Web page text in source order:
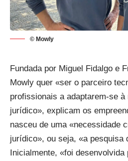
© Mowly
Fundada por Miguel Fidalgo e
Mowly quer «ser o parceiro
profissionais a adaptarem-se
jurídico», explicam os
nasceu de uma «necessidade
jurídico», ou seja, «a pesquisa
Inicialmente, «foi desenvolvida